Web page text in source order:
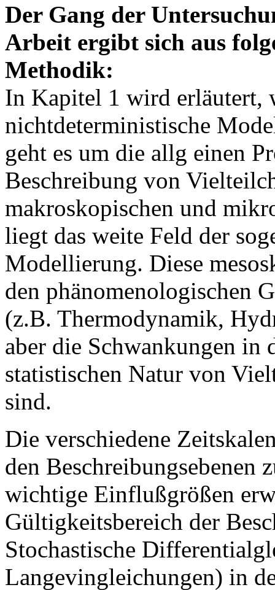
Der Gang der
Arbeit ergibt sich aus
Methodik:
In Kapitel 1 wird erläutert,
nichtdeterministische
geht es um die allg einen
Beschreibung von
makroskopischen und
liegt das weite Feld der
Modellierung. Diese
den phänomenologischen
(z.B. Thermodynamik,
aber die Schwankungen in
statistischen Natur von
sind.
Die verschiedene
den Beschreibungsebenen
wichtige Einflußgrößen
Gültigkeitsbereich der
Stochastische
Langevingleichungen) in